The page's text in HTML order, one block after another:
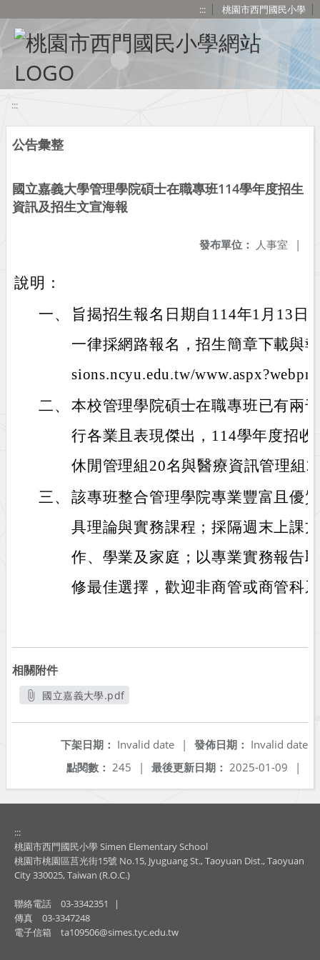
::: 桃園市西門國民小學
:::
公告彙整
國立嘉義大學管理學院碩士在職專班114學年度招生
資訊及招生文宣海報
發布單位： 人事室 |
說明：
一、
旨揭招生報名日期自114年1月13日
一律採網路報名，招生簡章下載與
sions.ncyu.edu.tw/
二、 本校管理學院碩士在職專班已有兩
行各業且表現傑出，114學年度招
休閒管理組20名與醫療資訊管理組
三、 該專班整合管理學院專業豐富且優
具理論與實務課程；採隔週末上課
作、學業及家庭；以專業實務報告
修最佳選擇，歡迎非商管或商管科
相關附件
國立嘉義大學.pdf
發佈日期： Invalid date
下架日期： Invalid date
|
最後更新日期： 2025-01-09 |
點閱數： 245 |
:::
桃園市西門國民小學 Simen Elementary School
桃園市桃園區莒光街15號 No.15, Jyuguang St., Taoyuan Dist., Taoyuan
City 330025, Taiwan (R.O.C.)
聯絡電話 03-3342351
|
傳真
03-3347248
電子信箱
ta109506@simes.tyc.edu.tw